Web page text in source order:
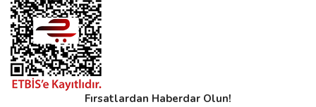
Fırsatlardan Haberdar Olun!